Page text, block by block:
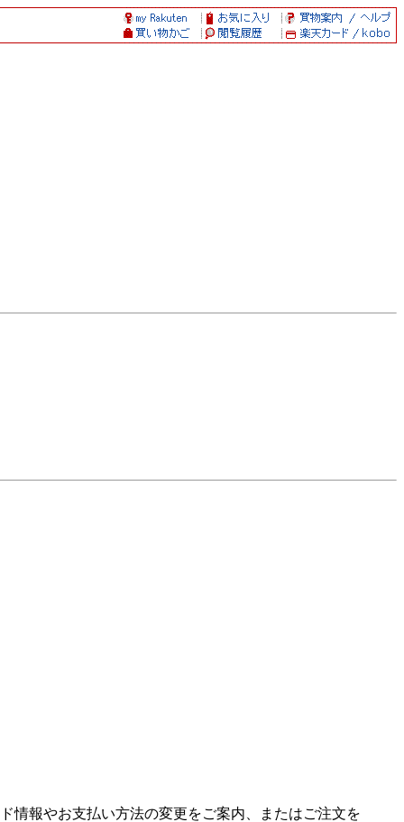
情報やお支払い方法の変更をご案内、またはご注文を